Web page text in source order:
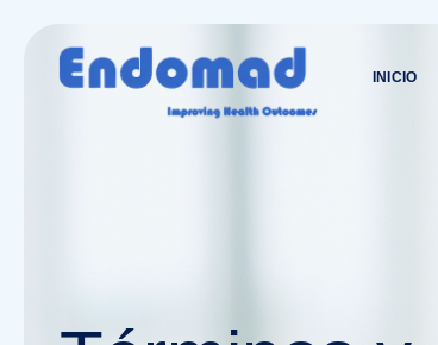
contenido
INICIO